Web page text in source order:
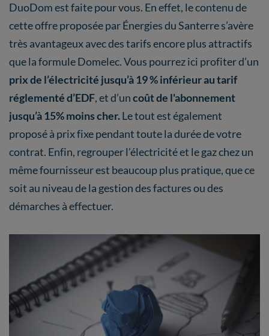
DuoDom est faite pour vous. En effet, le contenu de
cette offre proposée par Énergies du Santerre s’avère
très avantageux avec des tarifs encore plus attractifs
que la formule Domelec. Vous pourrez ici profiter d’un
prix de l’électricité jusqu’à 19 % inférieur au tarif
réglementé d’EDF, et d’uncoût de l'abonnement
jusqu’à 15% moins cher.Le tout est également
proposé à prix fixe pendant toute la durée de votre
contrat. Enfin, regrouper l’électricité et le gaz chez un
même fournisseur est beaucoup plus pratique, que ce
soit au niveau de la gestion des factures ou des
démarches à effectuer.